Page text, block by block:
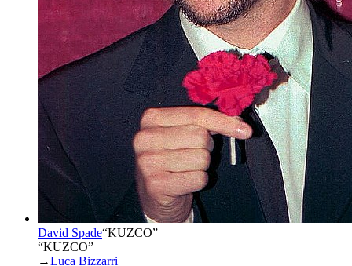
David Spade“KUZCO”
“KUZCO”
→Luca Bizzarri